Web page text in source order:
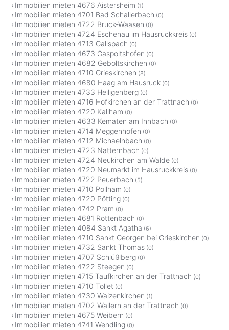
Immobilien mieten 4676 Aistersheim (1)
Immobilien mieten 4701 Bad Schallerbach (0)
Immobilien mieten 4722 Bruck-Waasen (0)
Immobilien mieten 4724 Eschenau im Hausruckkreis (0)
Immobilien mieten 4713 Gallspach (0)
Immobilien mieten 4673 Gaspoltshofen (0)
Immobilien mieten 4682 Geboltskirchen (0)
Immobilien mieten 4710 Grieskirchen (8)
Immobilien mieten 4680 Haag am Hausruck (0)
Immobilien mieten 4733 Heiligenberg (0)
Immobilien mieten 4716 Hofkirchen an der Trattnach (0)
Immobilien mieten 4720 Kallham (0)
Immobilien mieten 4633 Kematen am Innbach (0)
Immobilien mieten 4714 Meggenhofen (0)
Immobilien mieten 4712 Michaelnbach (0)
Immobilien mieten 4723 Natternbach (0)
Immobilien mieten 4724 Neukirchen am Walde (0)
Immobilien mieten 4720 Neumarkt im Hausruckkreis (0)
Immobilien mieten 4722 Peuerbach (5)
Immobilien mieten 4710 Pollham (0)
Immobilien mieten 4720 Pötting (0)
Immobilien mieten 4742 Pram (0)
Immobilien mieten 4681 Rottenbach (0)
Immobilien mieten 4084 Sankt Agatha (6)
Immobilien mieten 4710 Sankt Georgen bei Grieskirchen (0)
Immobilien mieten 4732 Sankt Thomas (0)
Immobilien mieten 4707 Schlüßlberg (0)
Immobilien mieten 4722 Steegen (0)
Immobilien mieten 4715 Taufkirchen an der Trattnach (0)
Immobilien mieten 4710 Tollet (0)
Immobilien mieten 4730 Waizenkirchen (1)
Immobilien mieten 4702 Wallern an der Trattnach (0)
Immobilien mieten 4675 Weibern (0)
Immobilien mieten 4741 Wendling (0)